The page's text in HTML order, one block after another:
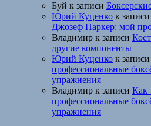
Буй к записи
Юрий Куценко к записи
Джозеф Паркер: мой
Владимир к записи
другие компоненты
Юрий Куценко к записи
профессиональные
упражнения
Владимир к записи Как
профессиональные
упражнения